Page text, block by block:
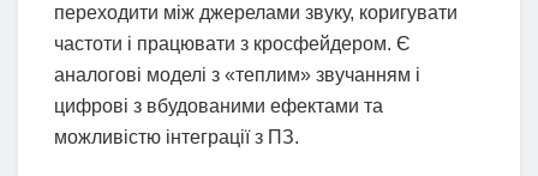
переходити між джерелами звуку, коригувати
частоти і працювати з кросфейдером. Є
аналогові моделі з «теплим» звучанням і
цифрові з вбудованими ефектами та
можливістю інтеграції з ПЗ.